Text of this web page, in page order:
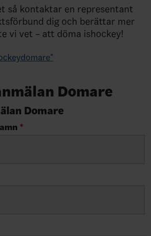
så kontaktar en representant
dig och berättar mer
vi vet – att döma ishockey!
Domare
Domare
*